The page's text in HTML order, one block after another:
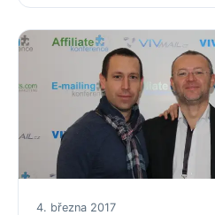
4. března 2017